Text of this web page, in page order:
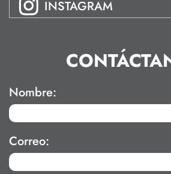
INSTAGRAM
Nombre:
Correo: